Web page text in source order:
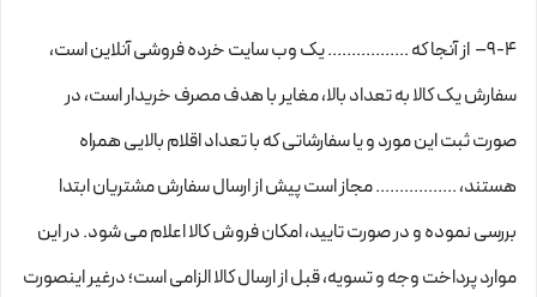
9-۴– از آنجا که ................. یک وب ‌سایت خرده‌ فروشی آنلاین است،
سفارش یک کالا به تعداد بالا، مغایر با هدف مصرف خریدار است، در
صورت ثبت این مورد و یا سفارشاتی که با تعداد اقلام بالایی همراه
هستند، ................. مجاز است پیش از ارسال سفارش مشتریان ابتدا
بررسی نموده و در صورت تایید، امکان فروش کالا اعلام می شود. در این
موارد پرداخت وجه و تسویه، قبل از ارسال کالا الزامی است؛ درغیر اینصورت